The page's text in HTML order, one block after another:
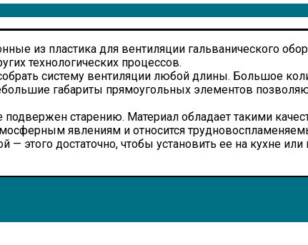
из пластика для вентиляции гальванического
технологических процессов.
систему вентиляции любой длины. Большое
габариты прямоугольных элементов
старению. Материал обладает такими
явлениям и относится
этого достаточно, чтобы установить ее на кухне или